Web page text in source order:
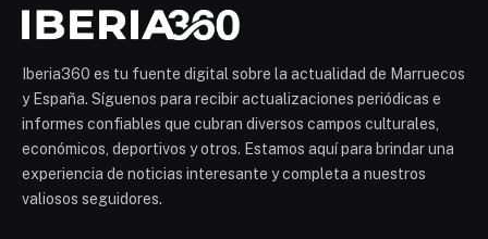
Iberia360 es tu fuente digital sobre la actualidad de Marruecos
y España. Síguenos para recibir actualizaciones periódicas e
informes confiables que cubran diversos campos culturales,
económicos, deportivos y otros. Estamos aquí para brindar una
experiencia de noticias interesante y completa a nuestros
valiosos seguidores.